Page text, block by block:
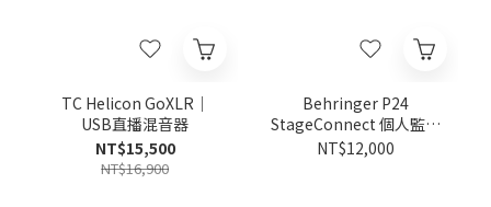
TC Helicon GoXLR｜
USB直播混音器
NT$15,500
NT$16,900
Behringer P24
StageConnect 個人監聽
混音器｜24軌數位混音
NT$12,000